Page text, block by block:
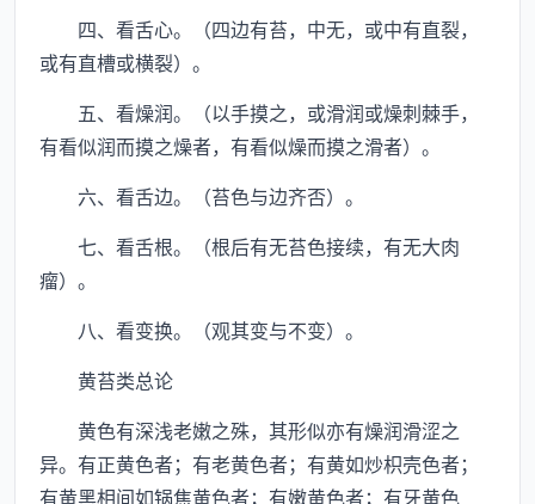
四、看舌心。（四边有苔，中无，或中有直裂，
或有直槽或横裂）。
五、看燥润。（以手摸之，或滑润或燥刺棘手，
有看似润而摸之燥者，有看似燥而摸之滑者）。
六、看舌边。（苔色与边齐否）。
七、看舌根。（根后有无苔色接续，有无大肉
瘤）。
八、看变换。（观其变与不变）。
黄苔类总论
黄色有深浅老嫩之殊，其形似亦有燥润滑涩之
异。有正黄色者；有老黄色者；有黄如炒枳壳色者；
有黄黑相间如锅焦黄色者；有嫩黄色者；有牙黄色